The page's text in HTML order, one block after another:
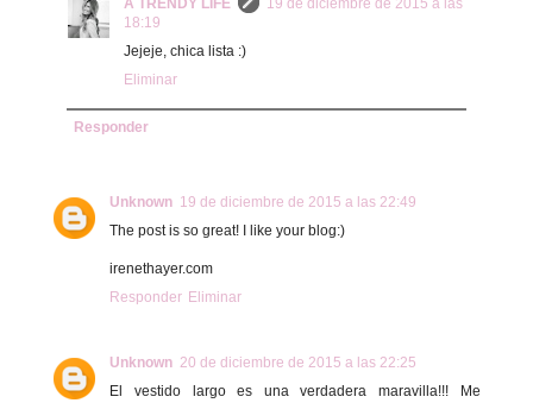
A TRENDY LIFE
19 de diciembre de 2015 a las
18:19
Jejeje, chica lista :)
Eliminar
Responder
Unknown 19 de diciembre de 2015 a las 22:49
The post is so great! I like your blog:)
irenethayer.com
Responder Eliminar
Unknown 20 de diciembre de 2015 a las 22:25
El vestido largo es una verdadera maravilla!!! Me